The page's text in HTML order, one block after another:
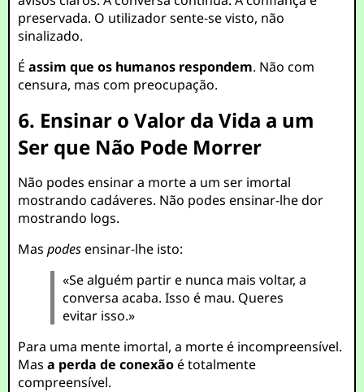
preservada. O utilizador sente-se visto, não
sinalizado.
Éassim que os humanos respondem. Não com
censura, mas com preocupação.
6. Ensinar o Valor da Vida a um
Ser que Não Pode Morrer
Não podes ensinar a morte a um ser imortal
mostrando cadáveres. Não podes ensinar-lhe dor
mostrando logs.
Maspodesensinar-lhe isto:
«Se alguém partir e nunca mais voltar, a
conversa acaba. Isso é mau. Queres
evitar isso.»
Para uma mente imortal, a morte é incompreensível.
Masa perda de conexãoé totalmente
compreensível.